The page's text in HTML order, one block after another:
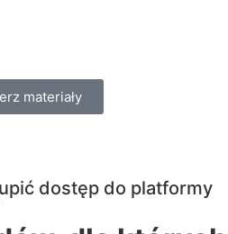
materiały
dostęp do platformy